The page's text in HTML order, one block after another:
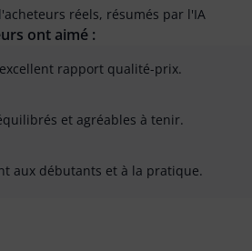
réels, résumés par l'IA
ont aimé :
rapport qualité-prix.
et agréables à tenir.
aux débutants et à la pratique.